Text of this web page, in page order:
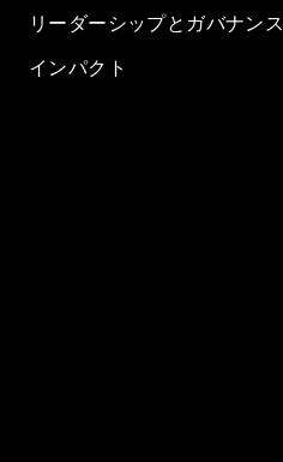
リーダーシップとガバナンス
インパクト